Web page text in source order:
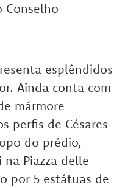
Conselho
esplêndidos
Ainda conta com
mármore
perfis de Césares
do prédio,
Piazza delle
por 5 estátuas de